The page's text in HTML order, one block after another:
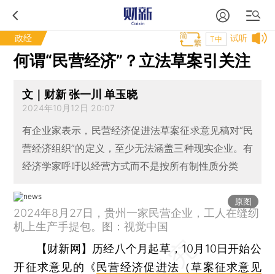
政经 试听
T中
何谓“民营经济”？立法草案引关注
文｜财新 张一川 单玉晓
2024年10月12日 20:07
有企业家表示，民营经济促进法草案征求意见稿对“民
营经济组织”的定义，至少无法涵盖三种现实企业。有
经济学家呼吁以经营方式而不是按所有制性质分类
原图
2024年8月27日，贵州一家民营企业，工人在缝纫
机上生产手提包。图：视觉中国
【财新网】 历经八个月起草，10月10日开始公
开征求意见的《民营经济促进法（草案征求意见